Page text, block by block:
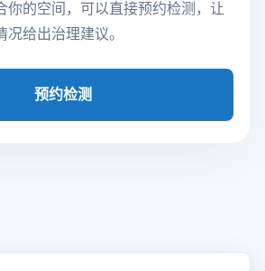
你的空间，可以直接预约检测，让
给出治理建议。
预约检测